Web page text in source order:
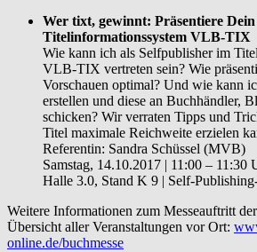
Wer tixt, gewinnt: Präsentiere
Titelinformationssystem VLB-TIX
Wie kann ich als Selfpublisher im
VLB-TIX vertreten sein? Wie
Vorschauen optimal? Und wie kann
erstellen und diese an Buchhändler,
schicken? Wir verraten Tipps und
Titel maximale Reichweite erzielen
Referentin: Sandra Schüssel (MVB)
Samstag, 14.10.2017 | 11:00 – 11:30
Halle 3.0, Stand K 9 | Self-
Weitere Informationen zum Messeauftritt
Übersicht aller Veranstaltungen vor Ort:
online.de/buchmesse